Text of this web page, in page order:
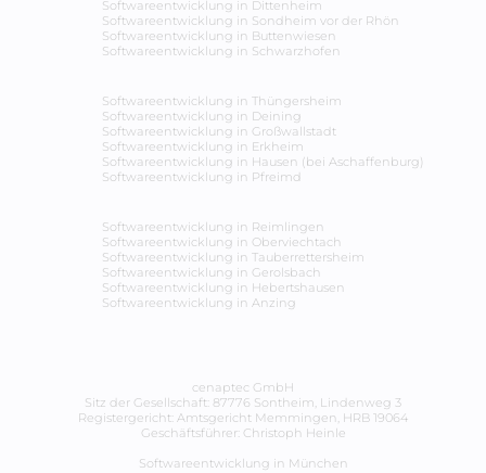
Softwareentwicklung in Dittenheim
Softwareentwicklung in Sondheim vor der Rhön
Softwareentwicklung in Buttenwiesen
Softwareentwicklung in Schwarzhofen
Softwareentwicklung in Thüngersheim
Softwareentwicklung in Deining
Softwareentwicklung in Großwallstadt
Softwareentwicklung in Erkheim
Softwareentwicklung in Hausen (bei Aschaffenburg)
Softwareentwicklung in Pfreimd
Softwareentwicklung in Reimlingen
Softwareentwicklung in Oberviechtach
Softwareentwicklung in Tauberrettersheim
Softwareentwicklung in Gerolsbach
Softwareentwicklung in Hebertshausen
Softwareentwicklung in Anzing
cenaptec GmbH
Sitz der Gesellschaft: 87776 Sontheim, Lindenweg 3
Registergericht: Amtsgericht Memmingen, HRB 19064
Geschäftsführer: Christoph Heinle
Softwareentwicklung in München